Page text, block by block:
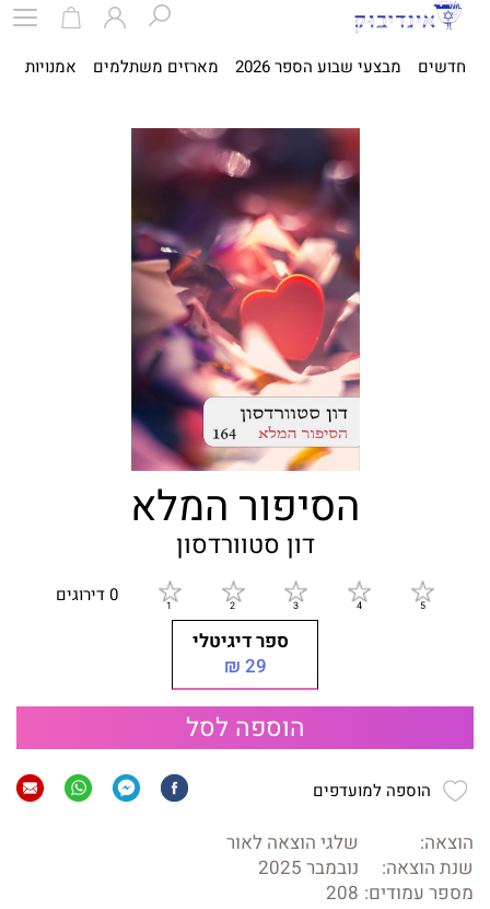
חדשים מבצעי שבוע הספר 2026 מארזים משתלמים אמנויות
הסיפור המלא
דון סטוורדסון
0 דירוגים
ספר דיגיטלי
29 ₪
הוספה לסל
הוספה למועדפים
הוצאה:
שלגי הוצאה לאור
שנת הוצאה:
נובמבר 2025
מספר עמודים: 208